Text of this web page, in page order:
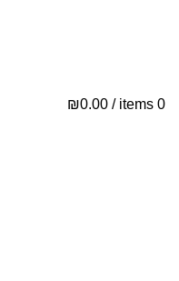
0
items
/
₪0.00